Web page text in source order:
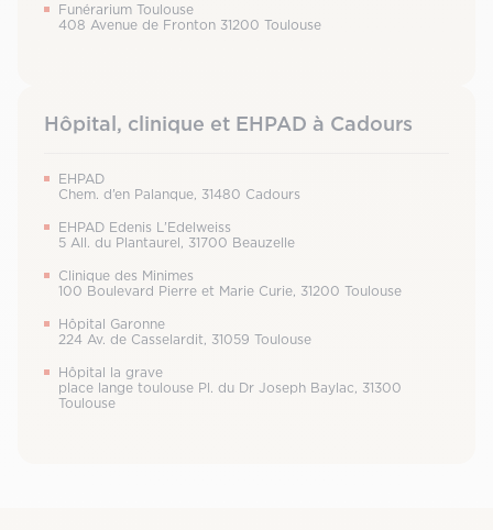
Funérarium Toulouse
408 Avenue de Fronton 31200 Toulouse
Hôpital, clinique et EHPAD à Cadours
EHPAD
Chem. d’en Palanque, 31480 Cadours
EHPAD Edenis L’Edelweiss
5 All. du Plantaurel, 31700 Beauzelle
Clinique des Minimes
100 Boulevard Pierre et Marie Curie, 31200 Toulouse
Hôpital Garonne
224 Av. de Casselardit, 31059 Toulouse
Hôpital la grave
place lange toulouse Pl. du Dr Joseph Baylac, 31300
Toulouse